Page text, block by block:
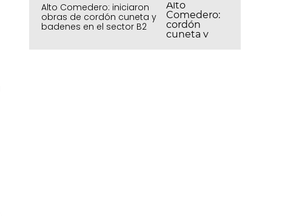
Alto Comedero: iniciaron
obras de cordón cuneta y
badenes en el sector B2